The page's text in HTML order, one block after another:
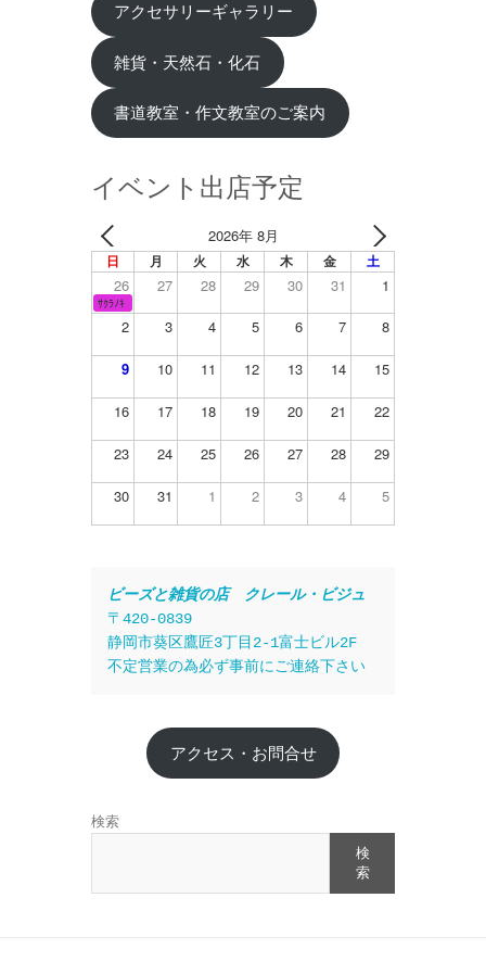
アクセサリーギャラリー
雑貨・天然石・化石
書道教室・作文教室のご案内
イベント出店予定
2026年 8月
日 月 火 水 木 金 土
26 27 28 29 30 31 1
ｻｸﾗﾉｷ
2 3 4 5 6 7 8
9 10 11 12 13 14 15
16 17 18 19 20 21 22
23 24 25 26 27 28 29
30 31 1 2 3 4 5
ビーズと雑貨の店　クレール・ビジュ
〒420-0839
静岡市葵区鷹匠3丁目2-1富士ビル2F
不定営業の為必ず事前にご連絡下さい
アクセス・お問合せ
検索
検
索